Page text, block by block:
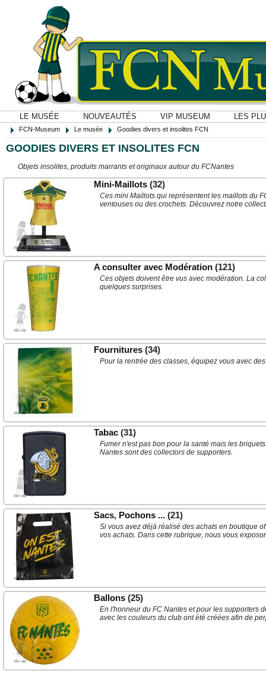
LE MUSÉE NOUVEAUTÉS VIP MUSEUM LES
FCN-Museum Le musée Goodies divers et insolites FCN
GOODIES DIVERS ET INSOLITES FCN
Objets insolites, produits marrants et originaux autour du FCNantes
Mini-Maillots (32)
Ces mini Maillots qui représentent les maillots du
ventouses ou des crochets. Découvrez notre
A consulter avec Modération (121)
Ces objets doivent être vus avec modération. La
quelques surprises.
Fournitures (34)
Pour la rentrée des classes, équipez vous avec
Tabac (31)
Fumer n'est pas bon pour la santé mais les
Nantes sont des collectors de supporters.
Sacs, Pochons ... (21)
Si vous avez déjà réalisé des achats en boutique
vos achats. Dans cette rubrique, nous vous
Ballons (25)
En l'honneur du FC Nantes et pour les supporters
avec les couleurs du club ont été créées afin de